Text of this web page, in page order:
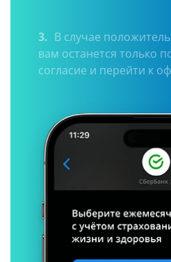
3. В случае
вам останется только
согласие и перейти к